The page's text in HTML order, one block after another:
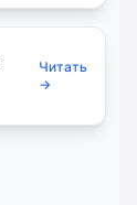
Читать
→